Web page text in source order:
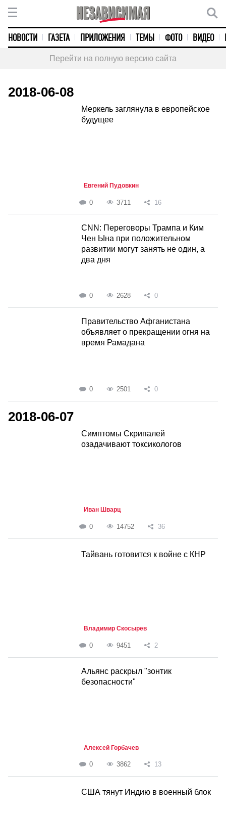
НОВОСТИ ГАЗЕТА ПРИЛОЖЕНИЯ ТЕМЫ ФОТО ВИДЕО
Перейти на полную версию сайта
2018-06-08
Меркель заглянула в европейское
будущее
Евгений Пудовкин
0 3711 16
СNN: Переговоры Трампа и Ким
Чен Ына при положительном
развитии могут занять не один, а
два дня
0 2628 0
Правительство Афганистана
объявляет о прекращении огня на
время Рамадана
0 2501 0
2018-06-07
Симптомы Скрипалей
озадачивают токсикологов
Иван Шварц
0 14752 36
Тайвань готовится к войне с КНР
Владимир Скосырев
0 9451 2
Альянс раскрыл "зонтик
безопасности"
Алексей Горбачев
0 3862 13
CША тянут Индию в военный блок